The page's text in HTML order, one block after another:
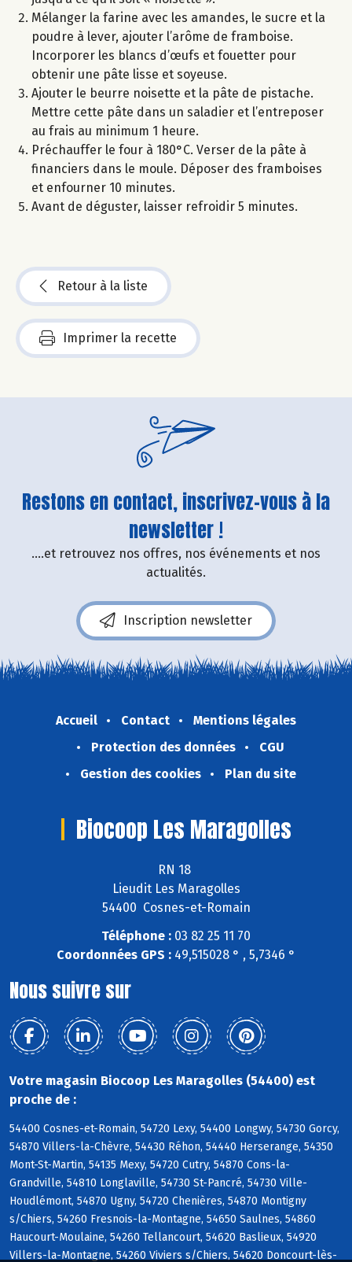
Mélanger la farine avec les amandes, le sucre et la
poudre à lever, ajouter l’arôme de framboise.
Incorporer les blancs d’œufs et fouetter pour
obtenir une pâte lisse et soyeuse.
Ajouter le beurre noisette et la pâte de pistache.
Mettre cette pâte dans un saladier et l’entreposer
au frais au minimum 1 heure.
Préchauffer le four à 180°C. Verser de la pâte à
financiers dans le moule. Déposer des framboises
et enfourner 10 minutes.
Avant de déguster, laisser refroidir 5 minutes.
Retour à la liste
Imprimer la recette
Restons en contact, inscrivez-vous à la
newsletter !
....et retrouvez nos offres, nos événements et nos
actualités.
Inscription newsletter
Accueil Contact
Mentions légales
Protection des données
CGU
Gestion des cookies
Plan du site
Biocoop Les Maragolles
RN 18
Lieudit Les Maragolles
54400 Cosnes-et-Romain
Téléphone : 03 82 25 11 70
Coordonnées GPS : 49,515028 ° , 5,7346 °
Nous suivre sur
Votre magasin Biocoop Les Maragolles (54400) est
proche de :
54400 Cosnes-et-Romain, 54720 Lexy, 54400 Longwy, 54730 Gorcy,
54870 Villers-la-Chèvre, 54430 Réhon, 54440 Herserange, 54350
Mont-St-Martin, 54135 Mexy, 54720 Cutry, 54870 Cons-la-
Grandville, 54810 Longlaville, 54730 St-Pancré, 54730 Ville-
Houdlémont, 54870 Ugny, 54720 Chenières, 54870 Montigny
s/Chiers, 54260 Fresnois-la-Montagne, 54650 Saulnes, 54860
Haucourt-Moulaine, 54260 Tellancourt, 54620 Baslieux, 54920
Villers-la-Montagne, 54260 Viviers s/Chiers, 54620 Doncourt-lès-